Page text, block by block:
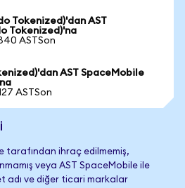
Tokenized)'dan AST
Tokenized)'na
ASTSon
AST SpaceMobile
ASTSon
tarafından ihraç edilmemiş,
veya AST SpaceMobile ile
adı ve diğer ticari markalar